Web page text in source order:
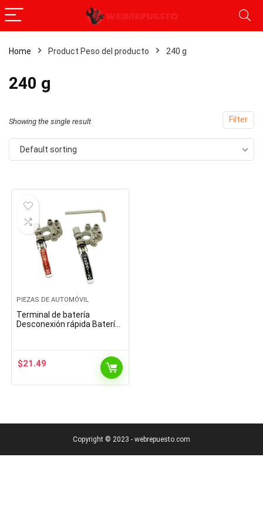
Home Product Peso del producto ‎240 g
‎240 g
Filter
Showing the single result
Default sorting
PIEZAS DE AUTOMÓVIL
Terminal de batería
Desconexión rápida Batería
$21.49
Copyright © 2023 - webrepuesto.com